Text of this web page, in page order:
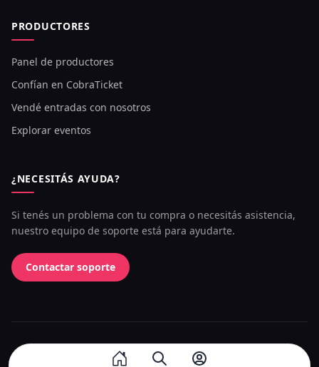
PRODUCTORES
Panel de productores
Confían en CobraTicket
Vendé entradas con nosotros
Explorar eventos
¿NECESITÁS AYUDA?
Si tenés un problema con tu compra o necesitás asistencia,
nuestro equipo de soporte está para ayudarte.
Contactar soporte
CobraTicket. Todos los derechos reservados.